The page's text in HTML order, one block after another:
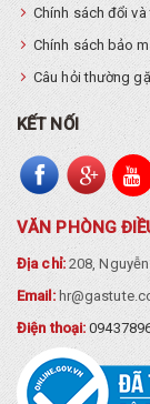
Chính sách đổi và
Chính sách bảo
Câu hỏi thường
KẾT NỐI
VĂN PHÒNG
Địa chỉ:208, Nguyễn
Email:
Điện thoại: